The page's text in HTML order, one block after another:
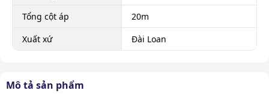
Mô tả sản phẩm
Tổng cột áp
20m
Xuất xứ
Đài Loan